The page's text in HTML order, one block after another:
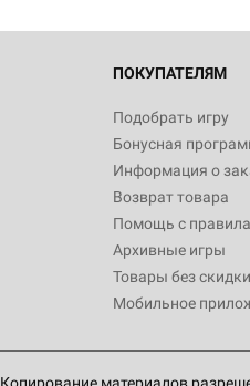
ПОКУПАТЕЛЯМ
Подобрать игру
Бонусная
Информация о
Возврат товара
Помощь с
Архивные игры
Товары без скидки
Мобильное